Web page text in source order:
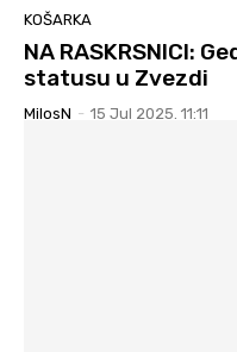
KOŠARKA
NA RASKRSNICI:
statusu u Zvezdi
MilosN - 15 Jul 2025. 11:11